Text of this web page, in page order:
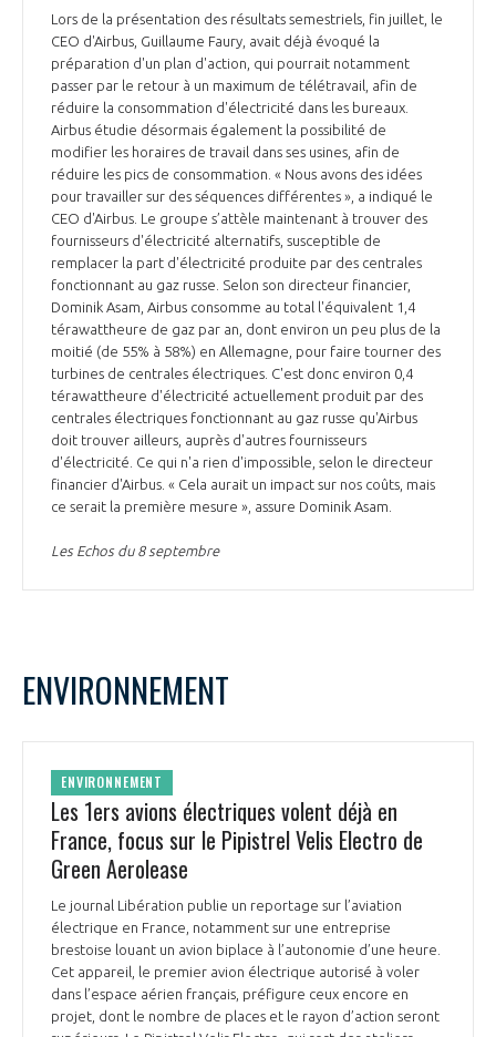
Lors de la présentation des résultats semestriels, fin juillet, le
CEO d'Airbus, Guillaume Faury, avait déjà évoqué la
préparation d'un plan d'action, qui pourrait notamment
passer par le retour à un maximum de télétravail, afin de
réduire la consommation d'électricité dans les bureaux.
Airbus étudie désormais également la possibilité de
modifier les horaires de travail dans ses usines, afin de
réduire les pics de consommation. « Nous avons des idées
pour travailler sur des séquences différentes », a indiqué le
CEO d'Airbus. Le groupe s’attèle maintenant à trouver des
fournisseurs d'électricité alternatifs, susceptible de
remplacer la part d'électricité produite par des centrales
fonctionnant au gaz russe. Selon son directeur financier,
Dominik Asam, Airbus consomme au total l'équivalent 1,4
térawattheure de gaz par an, dont environ un peu plus de la
moitié (de 55% à 58%) en Allemagne, pour faire tourner des
turbines de centrales électriques. C'est donc environ 0,4
térawattheure d'électricité actuellement produit par des
centrales électriques fonctionnant au gaz russe qu'Airbus
doit trouver ailleurs, auprès d'autres fournisseurs
d'électricité. Ce qui n'a rien d'impossible, selon le directeur
financier d'Airbus. « Cela aurait un impact sur nos coûts, mais
ce serait la première mesure », assure Dominik Asam.
Les Echos du 8 septembre
ENVIRONNEMENT
ENVIRONNEMENT
Les 1ers avions électriques volent déjà en
France, focus sur le Pipistrel Velis Electro de
Green Aerolease
Le journal Libération publie un reportage sur l’aviation
électrique en France, notamment sur une entreprise
brestoise louant un avion biplace à l’autonomie d’une heure.
Cet appareil, le premier avion électrique autorisé à voler
dans l’espace aérien français, préfigure ceux encore en
projet, dont le nombre de places et le rayon d’action seront